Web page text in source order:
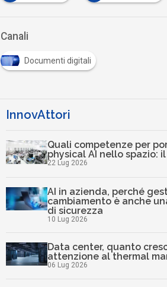
Canali
Documenti digitali
InnovAttori
Quali competenze per
physical AI nello spazio:
22 Lug 2026
AI in azienda, perché
cambiamento è anche
di sicurezza
10 Lug 2026
Data center, quanto
attenzione al thermal
06 Lug 2026